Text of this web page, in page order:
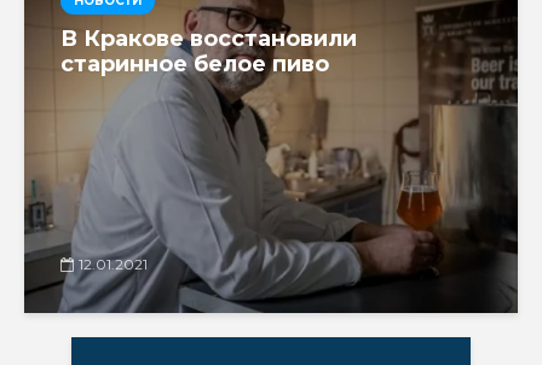
В Кракове восстановили
старинное белое пиво
12.01.2021